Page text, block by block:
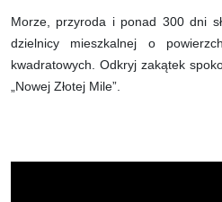
Morze, przyroda i ponad 300 dni
dzielnicy mieszkalnej o
kwadratowych. Odkryj zakątek
„Nowej Złotej Mile”.